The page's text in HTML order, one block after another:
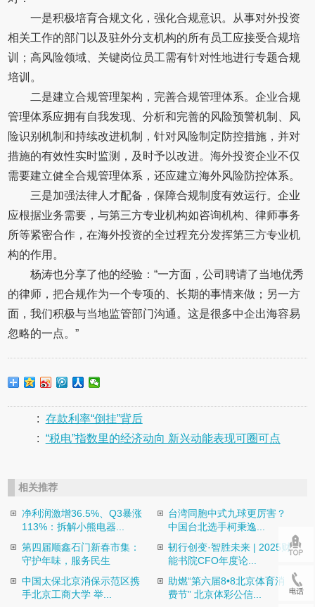
一是积极培育合规文化，强化合规意识。从事对外投资
相关工作的部门以及驻外分支机构的所有员工应接受合规培
训；高风险领域、关键岗位员工需有针对性地进行专题合规
培训。
二是建立合规管理架构，完善合规管理体系。企业合规
管理体系应拥有自我发现、分析和完善的风险预警机制、风
险识别机制和持续改进机制，针对风险制定防控措施，并对
措施的有效性实时监测，及时予以改进。海外投资企业不仅
需要建立健全合规管理体系，还应建立海外风险防控体系。
三是加强法律人才配备，保障合规制度有效运行。企业
应根据业务需要，与第三方专业机构如咨询机构、律师事务
所等紧密合作，在海外投资的全过程充分发挥第三方专业机
构的作用。
杨涛也分享了他的经验：“一方面，公司聘请了当地优秀
的律师，把合规作为一个专项的、长期的事情来做；另一方
面，我们积极与当地监管部门沟通。这是很多中企出海容易
忽略的一点。”
: 存款利率“倒挂”背后
: “税电”指数里的经济动向 新兴动能表现可圈可点
相关推荐
净利润激增36.5%、Q3暴涨
113%：拆解小熊电器...
台湾同胞中式九球更厉害？
中国台北选手柯秉逸...
第四届顺鑫石门新春市集：
守护年味，服务民生
韧行创变·智胜未来 | 2025财
能书院CFO年度论...
中国太保北京消保示范区携
手北京工商大学 举...
助燃“第六届8•8北京体育消
费节” 北京体彩公信...